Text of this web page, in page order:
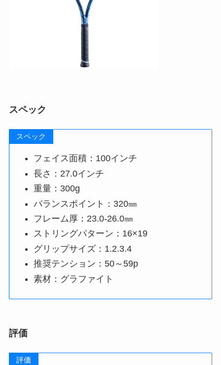
スペック
スペック
フェイス面積：100インチ
長さ：27.0インチ
重量：300g
バランスポイント：320㎜
フレーム厚：23.0-26.0㎜
ストリングパターン：16×19
グリップサイズ：1.2.3.4
推奨テンション：50～59p
素材：グラファイト
評価
評価